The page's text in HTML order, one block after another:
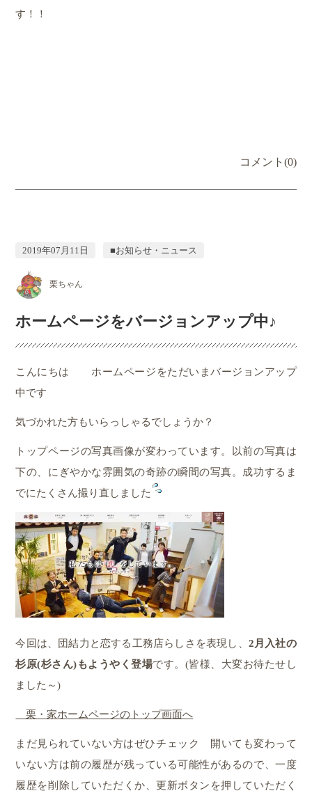
す！！
コメント(0)
2019年07月11日 ■お知らせ・ニュース
栗ちゃん
ホームページをバージョンアップ中♪
こんにちは
ホームページをただいまバージョンアップ
中です
気づかれた方もいらっしゃるでしょうか？
トップページの写真画像が変わっています。以前の写真は
下の、にぎやかな雰囲気の奇跡の瞬間の写真。成功するま
でにたくさん撮り直しました
今回は、団結力と恋する工務店らしさを表現し、 2月入社の
杉原(杉さん)もようやく登場です。(皆様、大変お待たせし
ました～)
栗・家ホームページのトップ画面へ
まだ見られていない方はぜひチェック
開いても変わって
いない方は前の履歴が残っている可能性があるので、一度
履歴を削除していただくか、更新ボタンを押していただく